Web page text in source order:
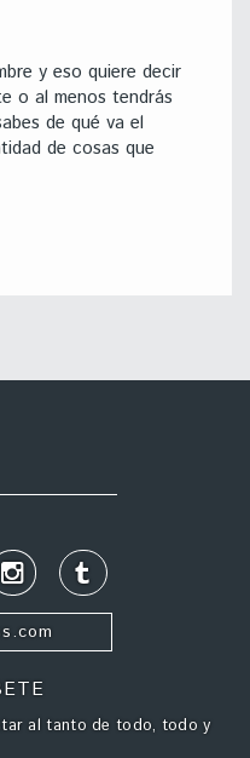
y eso quiere decir
o al menos tendrás
de qué va el
de cosas que
al tanto de todo, todo y